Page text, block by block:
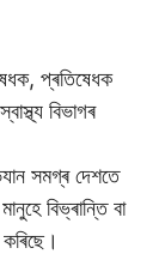
প্ৰতিষেধক
বিভাগৰ
সমগ্ৰ দেশতে
বিভ্ৰান্তি বা